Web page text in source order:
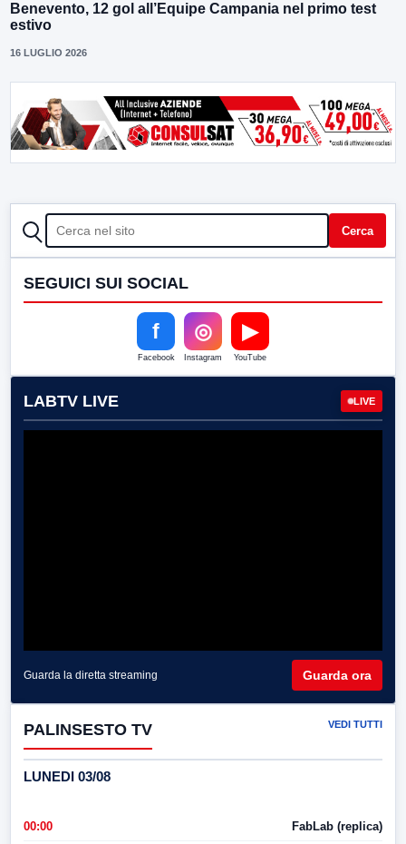
Benevento, 12 gol all’Equipe Campania nel primo test
estivo
16 LUGLIO 2026
CERCA Cerca
SEGUICI SUI SOCIAL
f
Facebook
◎
Instagram
▶
YouTube
LABTV LIVE LIVE
Guarda la diretta streaming Guarda ora
PALINSESTO TV VEDI TUTTI
LUNEDI 03/08
00:00 FabLab (replica)